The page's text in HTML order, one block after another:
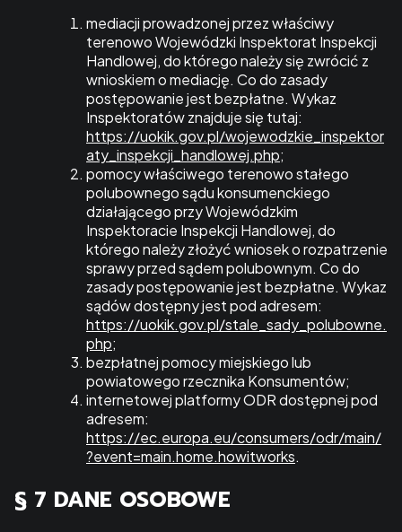
mediacji prowadzonej przez właściwy
terenowo Wojewódzki Inspektorat Inspekcji
Handlowej, do którego należy się zwrócić z
wnioskiem o mediację. Co do zasady
postępowanie jest bezpłatne. Wykaz
Inspektoratów znajduje się tutaj:
https://uokik.gov.pl/wojewodzkie_inspektor
aty_inspekcji_handlowej.php;
pomocy właściwego terenowo stałego
polubownego sądu konsumenckiego
działającego przy Wojewódzkim
Inspektoracie Inspekcji Handlowej, do
którego należy złożyć wniosek o rozpatrzenie
sprawy przed sądem polubownym. Co do
zasady postępowanie jest bezpłatne. Wykaz
sądów dostępny jest pod adresem:
https://uokik.gov.pl/stale_sady_polubowne.
php;
bezpłatnej pomocy miejskiego lub
powiatowego rzecznika Konsumentów;
internetowej platformy ODR dostępnej pod
adresem:
https://ec.europa.eu/consumers/odr/main/
?event=main.home.howitworks.
§ 7 DANE OSOBOWE